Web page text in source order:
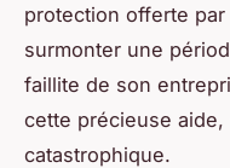
protection offerte
surmonter une
faillite de son
cette précieuse
catastrophique.